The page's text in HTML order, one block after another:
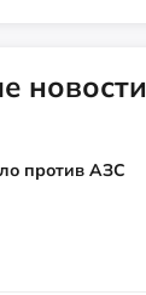
новости
против АЗС